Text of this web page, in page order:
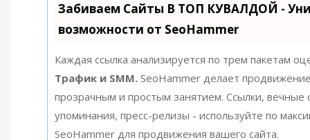
Забиваем Сайты В ТОП КУВАЛДОЙ -
возможности от SeoHammer
Каждая ссылка анализируется по трем пакетам
Трафик и SMM.SeoHammer делает
прозрачным и простым занятием. Ссылки, вечные
упоминания, пресс-релизы - используйте по
SeoHammer для продвижения вашего сайта.